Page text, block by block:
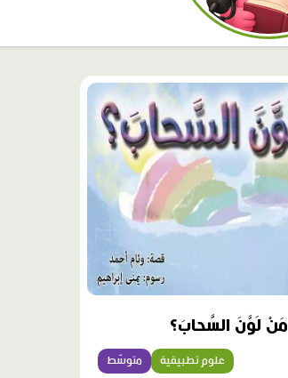
مَنْ لَوَّنَ السَّحابَ؟
متوسّط علوم تطبيقية